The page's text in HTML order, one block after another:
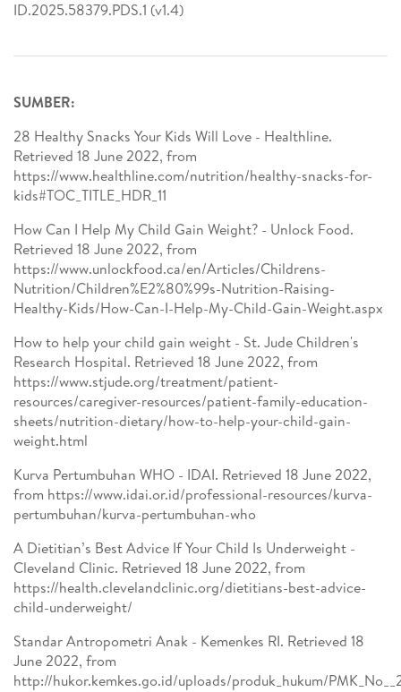
ID.2025.58379.PDS.1 (v1.4)
SUMBER:
28 Healthy Snacks Your Kids Will Love - Healthline.
Retrieved 18 June 2022, from
https://www.healthline.com/nutrition/healthy-snacks-for-
kids#TOC_TITLE_HDR_11
How Can I Help My Child Gain Weight? - Unlock Food.
Retrieved 18 June 2022, from
https://www.unlockfood.ca/en/Articles/Childrens-
Nutrition/Children%E2%80%99s-Nutrition-Raising-
Healthy-Kids/How-Can-I-Help-My-Child-Gain-Weight.aspx
How to help your child gain weight - St. Jude Children's
Research Hospital. Retrieved 18 June 2022, from
https://www.stjude.org/treatment/patient-
resources/caregiver-resources/patient-family-education-
sheets/nutrition-dietary/how-to-help-your-child-gain-
weight.html
Kurva Pertumbuhan WHO - IDAI. Retrieved 18 June 2022,
from https://www.idai.or.id/professional-resources/kurva-
pertumbuhan/kurva-pertumbuhan-who
A Dietitian’s Best Advice If Your Child Is Underweight -
Cleveland Clinic. Retrieved 18 June 2022, from
https://health.clevelandclinic.org/dietitians-best-advice-
child-underweight/
Standar Antropometri Anak - Kemenkes RI. Retrieved 18
June 2022, from
http://hukor.kemkes.go.id/uploads/produk_hukum/